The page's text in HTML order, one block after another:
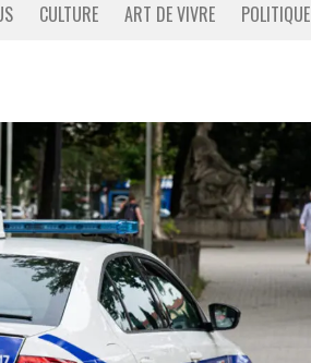
CULTURE ART DE VIVRE POLITIQUE